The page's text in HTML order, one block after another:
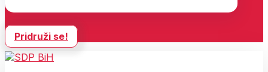
Pridruži se!